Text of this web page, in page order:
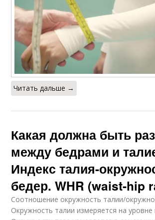
Читать дальше →
Какая должна быть
между бедрами и
Индекс талия-
бедер. WHR (waist-hip
Соотношение окружность талии/
Окружность талии измеряется на уровне